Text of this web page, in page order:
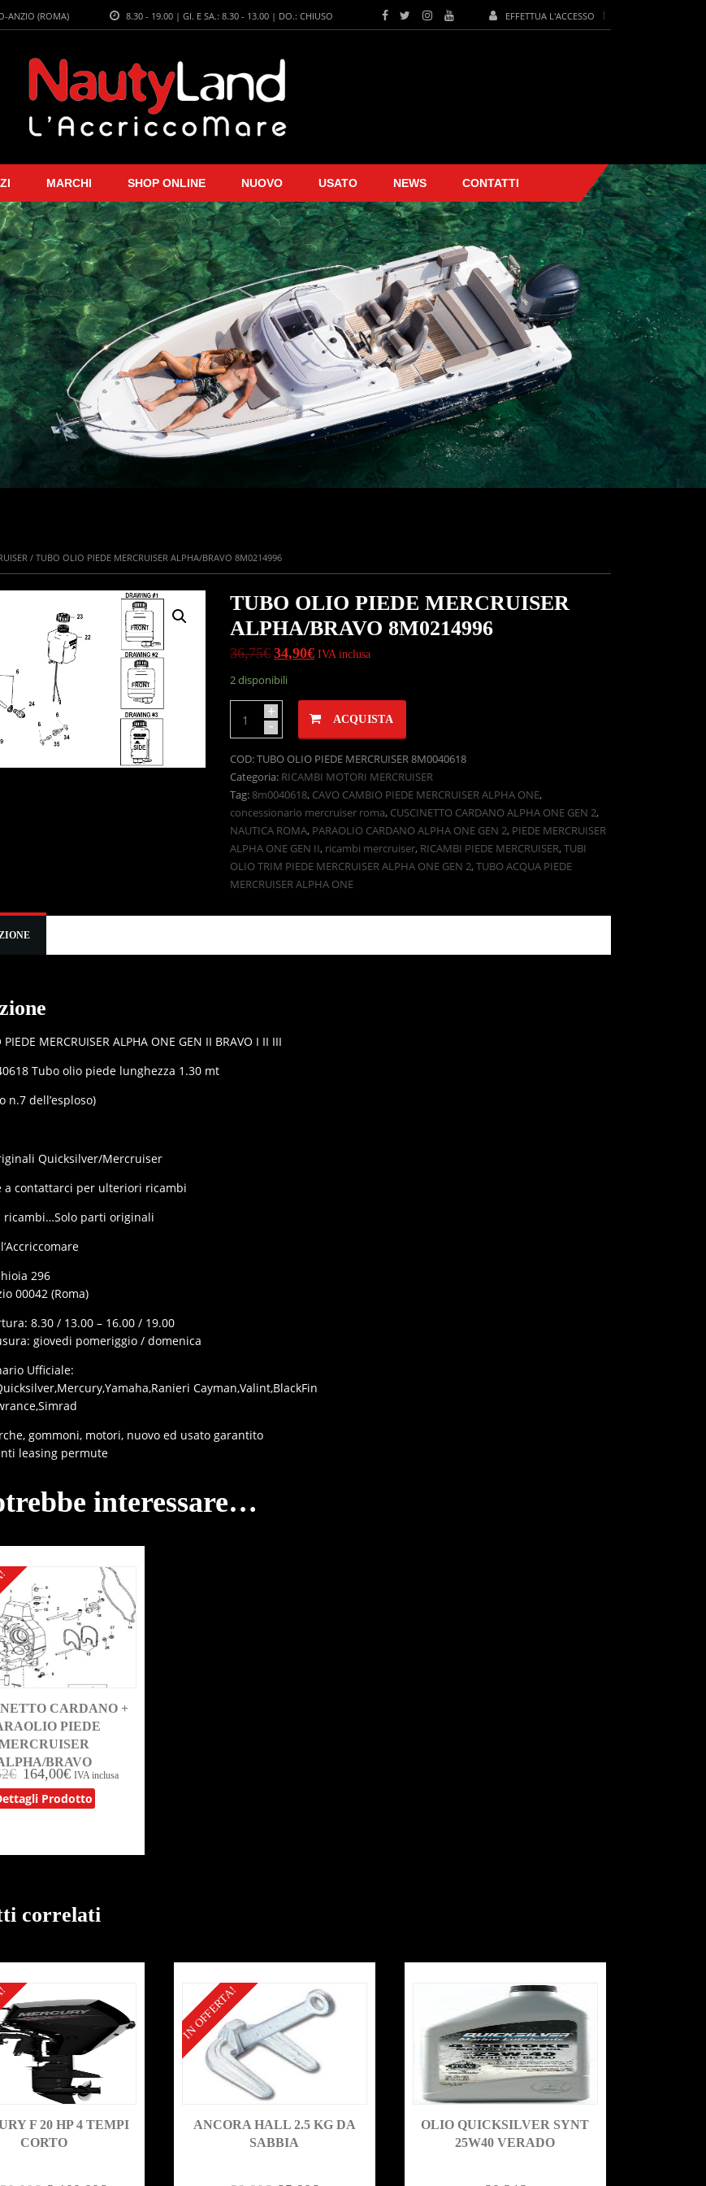
EFFETTUA L'ACCESSO
8.30 - 19.00 | GI. E SA.: 8.30 - 13.00 | DO.: CHIUSO
ANZIO (ROMA)
MARCHI SHOP ONLINE NUOVO USATO NEWS CONTATTI
/ TUBO OLIO PIEDE MERCRUISER ALPHA/BRAVO 8M0214996
TUBO OLIO PIEDE MERCRUISER
ALPHA/BRAVO 8M0214996
36,75€ 34,90€ IVA inclusa
2 disponibili
+
- ACQUISTA
COD:TUBO OLIO PIEDE MERCRUISER 8M0040618
Categoria: RICAMBI MOTORI MERCRUISER
Tag:8m0040618, CAVO CAMBIO PIEDE MERCRUISER ALPHA ONE,
concessionario mercruiser roma, CUSCINETTO CARDANO ALPHA ONE GEN 2,
NAUTICA ROMA, PARAOLIO CARDANO ALPHA ONE GEN 2, PIEDE MERCRUISER
ALPHA ONE GEN II, ricambi mercruiser, RICAMBI PIEDE MERCRUISER,TUBI
OLIO TRIM PIEDE MERCRUISER ALPHA ONE GEN 2,TUBO ACQUA PIEDE
MERCRUISER ALPHA ONE
MERCRUISER ALPHA ONE GEN II BRAVO I II III
Tubo olio piede lunghezza 1.30 mt
n.7 dell’esploso)
Quicksilver/Mercruiser
a contattarci per ulteriori ricambi
ricambi…Solo parti originali
296
00042 (Roma)
8.30 / 13.00 – 16.00 / 19.00
giovedi pomeriggio / domenica
Ufficiale:
Cayman,Valint,BlackFin
gommoni, motori, nuovo ed usato garantito
leasing permute
interessare…
CARDANO +
PIEDE
BRAVO
€ 164,00€ IVA inclusa
Prodotto
correlati
F 20 HP 4 TEMPI
CORTO
IN OFFERTA!
ANCORA HALL 2.5 KG DA
SABBIA
OLIO QUICKSILVER SYNT
25W40 VERADO